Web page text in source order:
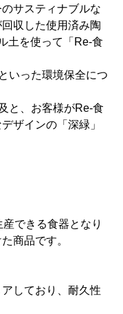
サスティナブルな
収した使用済み陶
土を使って「Re-食
いった環境保全につ
と、お客様がRe-食
ザインの「深緑」
できる食器となり
商品です。
しており、耐久性